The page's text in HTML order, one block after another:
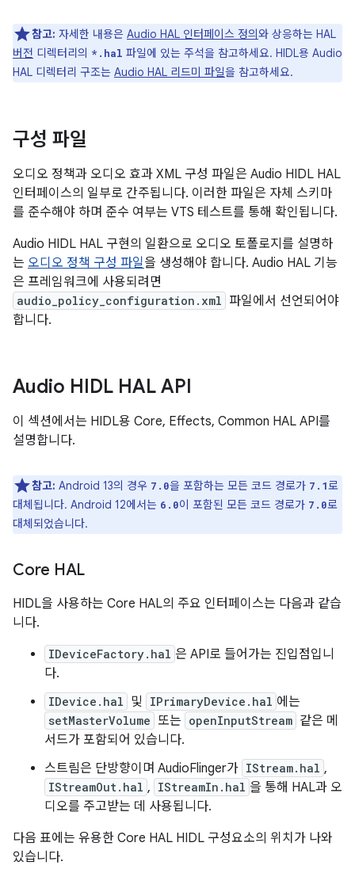
참고: 자세한 내용은 Audio HAL 인터페이스 정의와 상응하는 HAL
버전 디렉터리의 *.hal 파일에 있는 주석을 참고하세요. HIDL용 Audio
HAL 디렉터리 구조는 Audio HAL 리드미 파일을 참고하세요.
구성 파일
오디오 정책과 오디오 효과 XML 구성 파일은 Audio HIDL HAL
인터페이스의 일부로 간주됩니다. 이러한 파일은 자체 스키마
를 준수해야 하며 준수 여부는 VTS 테스트를 통해 확인됩니다.
Audio HIDL HAL 구현의 일환으로 오디오 토폴로지를 설명하
는 오디오 정책 구성 파일을 생성해야 합니다. Audio HAL 기능
은 프레임워크에 사용되려면
audio_policy_configuration.xml 파일에서 선언되어야
합니다.
Audio HIDL HAL API
이 섹션에서는 HIDL용 Core, Effects, Common HAL API를
설명합니다.
참고: Android 13의 경우 7.0을 포함하는 모든 코드 경로가 7.1로
대체됩니다. Android 12에서는 6.0이 포함된 모든 코드 경로가 7.0로
대체되었습니다.
Core HAL
HIDL을 사용하는 Core HAL의 주요 인터페이스는 다음과 같습
니다.
IDeviceFactory.hal 은 API로 들어가는 진입점입니
다.
IDevice.hal 및 IPrimaryDevice.hal 에는
setMasterVolume 또는 openInputStream 같은 메
서드가 포함되어 있습니다.
스트림은 단방향이며 AudioFlinger가 IStream.hal ,
IStreamOut.hal , IStreamIn.hal 을 통해 HAL과 오
디오를 주고받는 데 사용됩니다.
다음 표에는 유용한 Core HAL HIDL 구성요소의 위치가 나와
있습니다.